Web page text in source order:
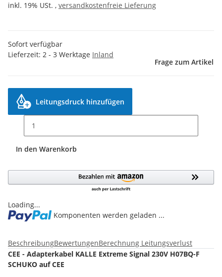
inkl. 19% USt. , versandkostenfreie Lieferung
Sofort verfügbar
Lieferzeit: 2 - 3 Werktage Inland
Frage zum Artikel
Leitungsdruck hinzufügen
In den Warenkorb
Loading...
Komponenten werden geladen ...
BeschreibungBewertungenBerechnung Leitungsverlust
CEE - Adapterkabel KALLE Extreme Signal 230V H07BQ-F
SCHUKO auf CEE